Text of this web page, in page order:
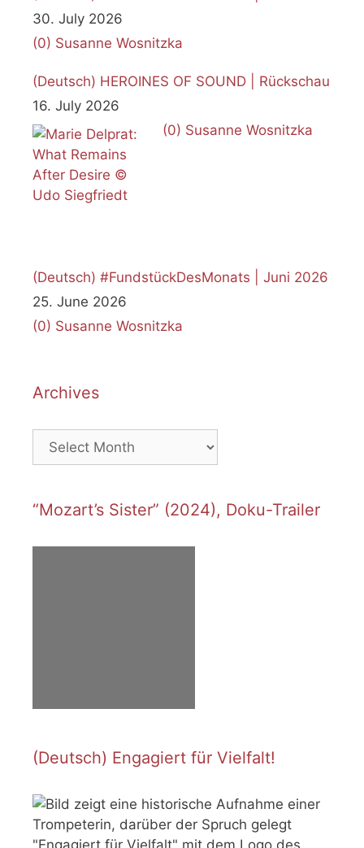
30. July 2026
(0) Susanne Wosnitzka
(Deutsch) HEROINES OF SOUND | Rückschau
16. July 2026
(0) Susanne Wosnitzka
(Deutsch) #FundstückDesMonats | Juni 2026
25. June 2026
(0) Susanne Wosnitzka
Archives
Archives
“Mozart’s Sister” (2024), Doku-Trailer
(Deutsch) Engagiert für Vielfalt!